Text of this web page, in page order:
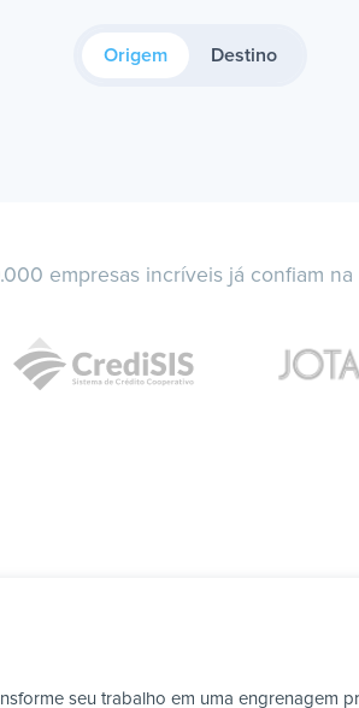
Origem Destino
empresas incríveis já confiam na
seu trabalho em uma engrenagem